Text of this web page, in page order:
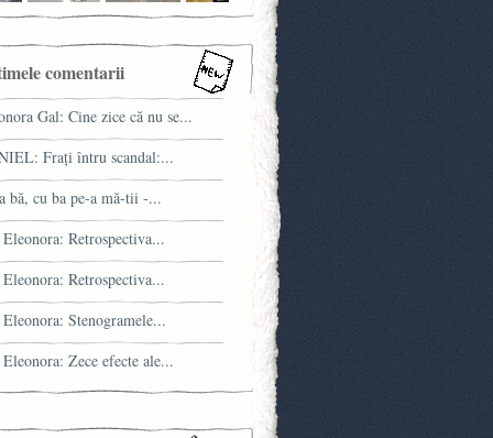
comentarii
Gal: Cine zice că nu se...
Fraţi întru scandal:...
bă, cu ba pe-a mă-tii -...
Retrospectiva...
Retrospectiva...
Stenogramele...
Zece efecte ale...